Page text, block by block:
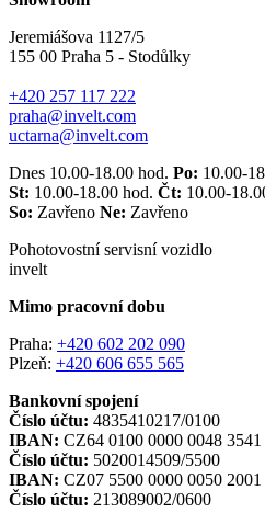
Jeremiášova 1127/5
155 00 Praha 5 - Stodůlky
+420 257 117 222
praha@invelt.com
uctarna@invelt.com
Dnes 10.00-18.00 hod. Po: 10.00-
St: 10.00-18.00 hod. Čt: 10.00-
So: Zavřeno Ne: Zavřeno
Pohotovostní servisní vozidlo
invelt
Mimo pracovní dobu
Praha: +420 602 202 090
Plzeň: +420 606 655 565
Bankovní spojení
Číslo účtu: 4835410217/0100
IBAN: CZ64 0100 0000 0048
Číslo účtu: 5020014509/5500
IBAN: CZ07 5500 0000 0050
Číslo účtu: 213089002/0600